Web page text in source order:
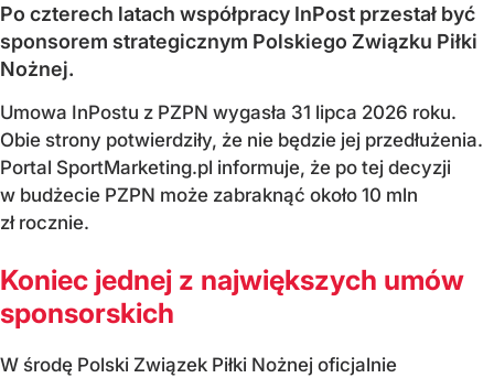
Po czterech latach współpracy InPost przestał być
sponsorem strategicznym Polskiego Związku Piłki
Nożnej.
Umowa InPostu z PZPN wygasła 31 lipca 2026 roku.
Obie strony potwierdziły, że nie będzie jej przedłużenia.
Portal SportMarketing.pl informuje, że po tej decyzji
w budżecie PZPN może zabraknąć około 10 mln
zł rocznie.
Koniec jednej z największych umów
sponsorskich
W środę Polski Związek Piłki Nożnej oficjalnie